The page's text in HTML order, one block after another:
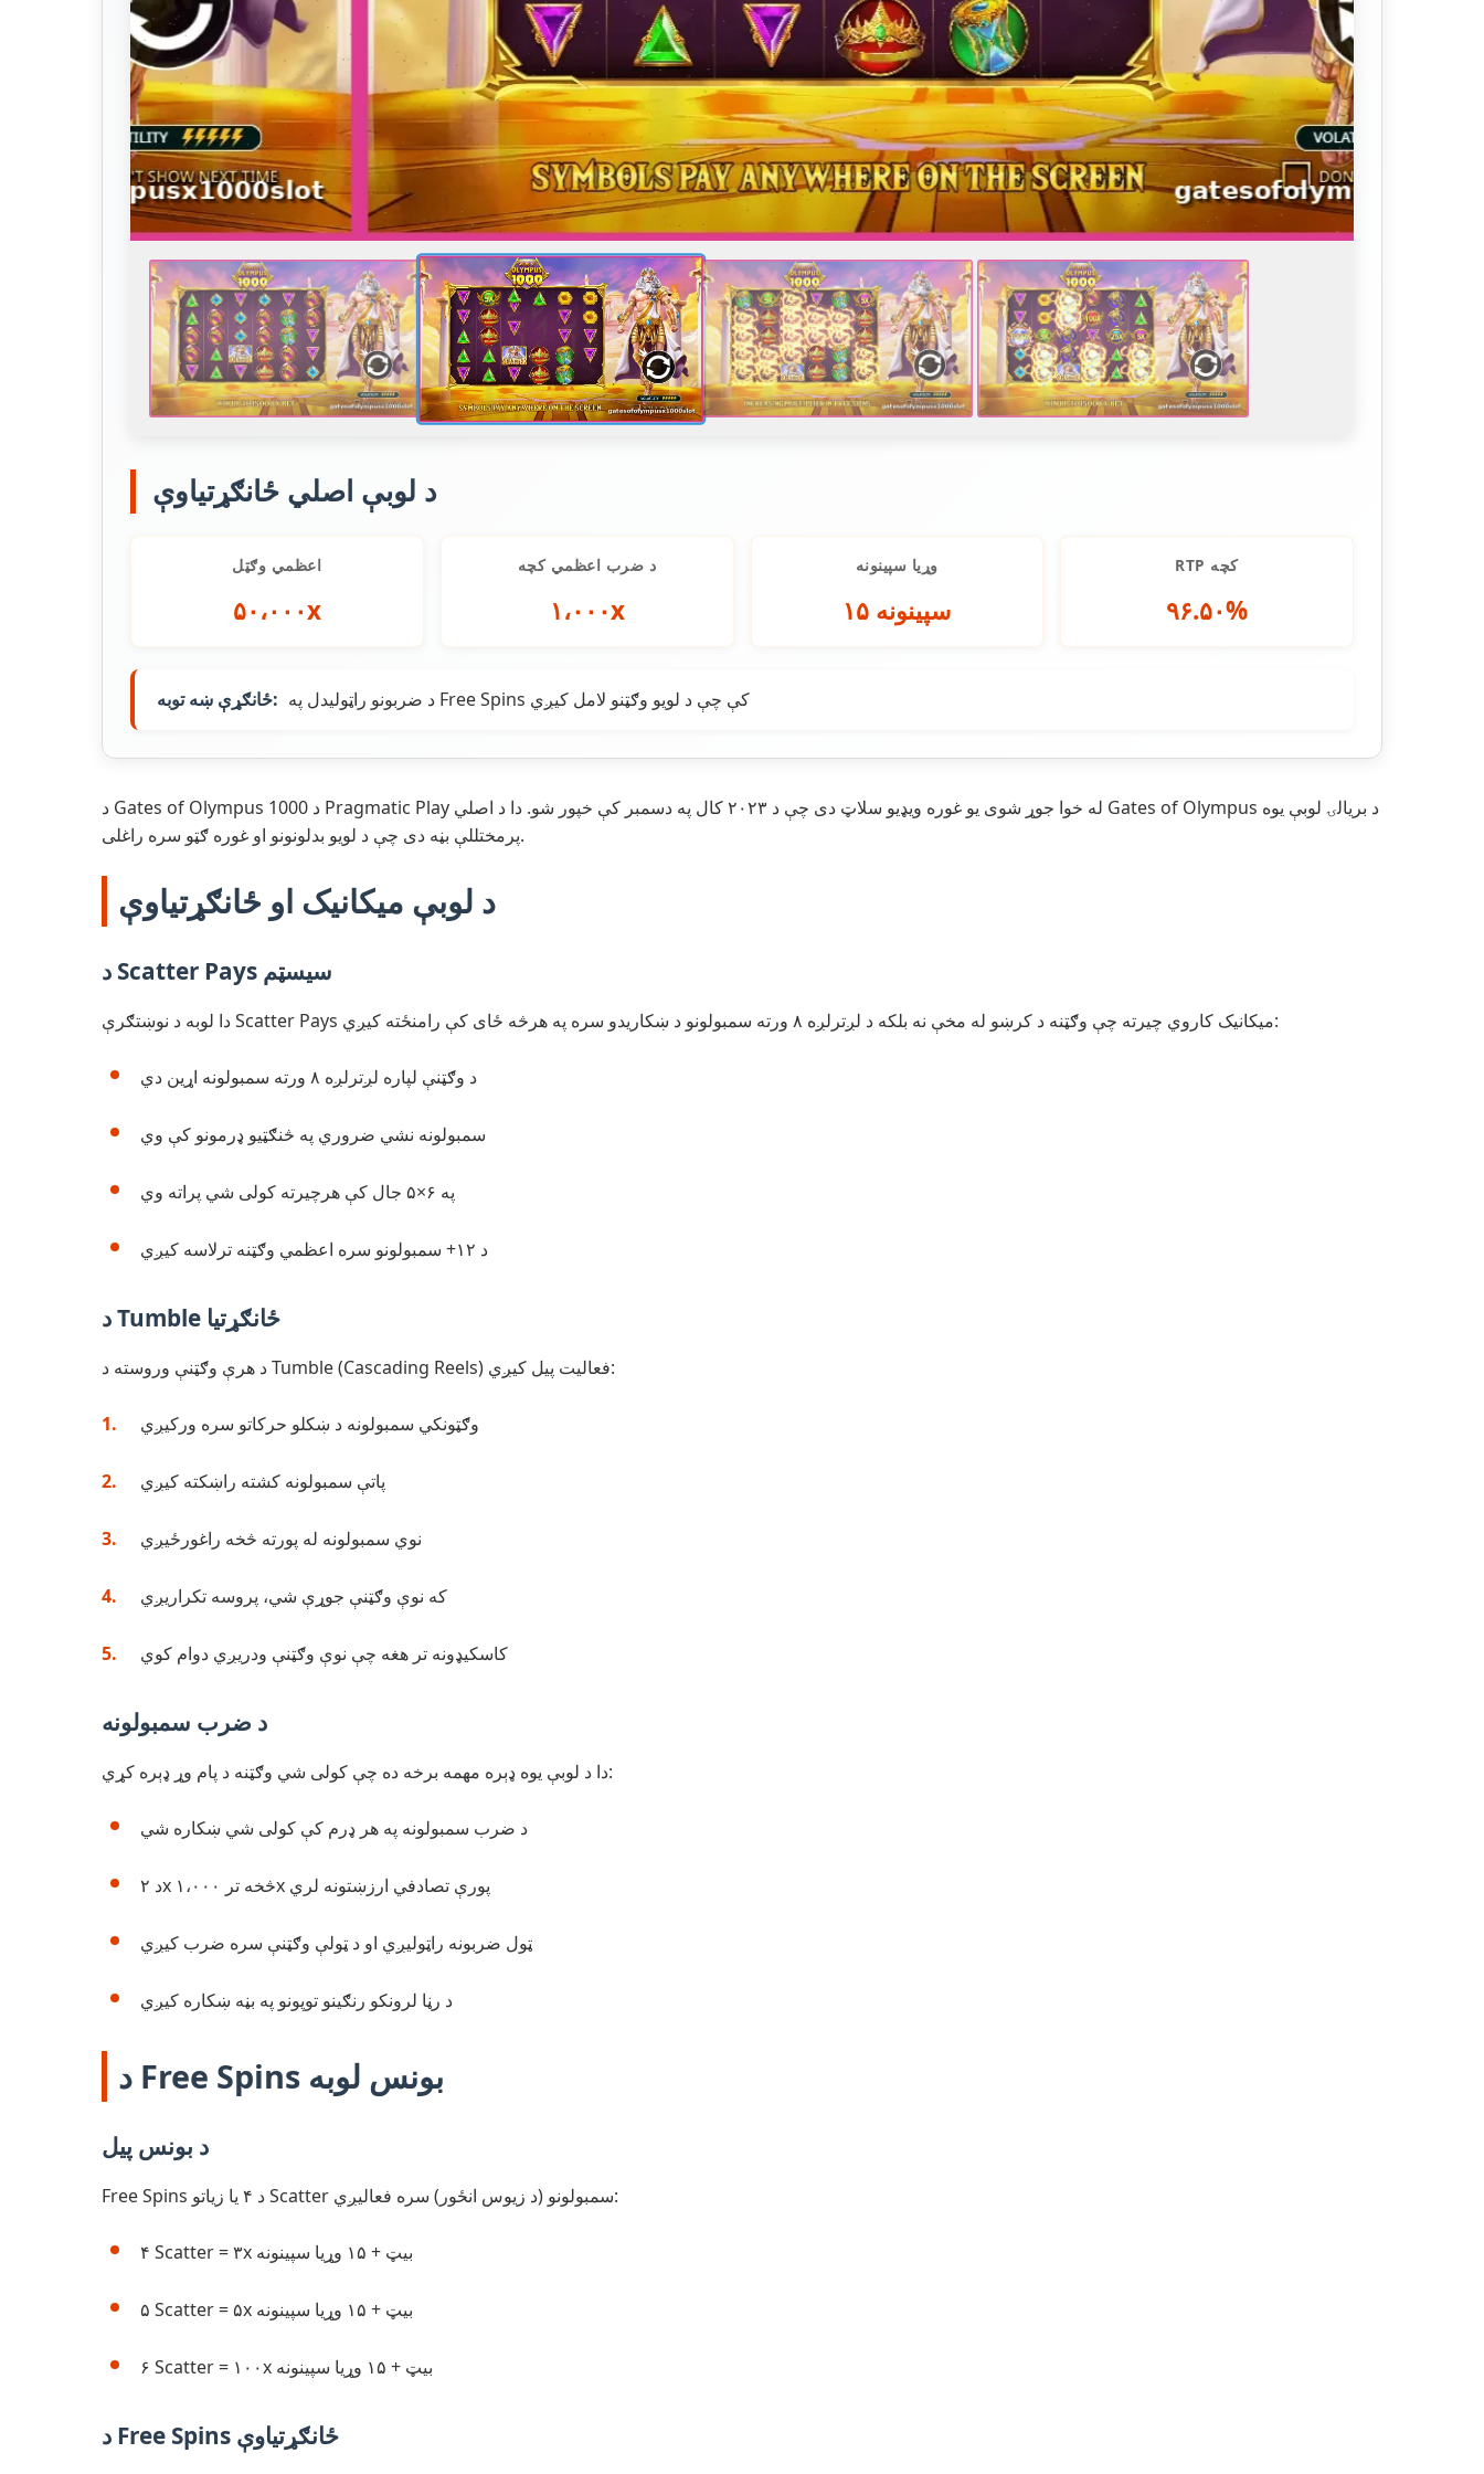
د لوبې اصلي ځانګړتیاوې
اعظمي وګټل
۵۰،۰۰۰x
د ضرب اعظمي کچه
۱،۰۰۰x
وړیا سپینونه
۱۵ سپینونه
RTP کچه
۹۶.۵۰%
ځانګړې ښه توبه: د ضربونو راټولیدل په Free Spins کې چې د لویو وګټنو لامل کیږي
د Gates of Olympus 1000 د Pragmatic Play له خوا جوړ شوی یو غوره ویډیو سلاټ دی چې د ۲۰۲۳ کال په دسمبر کې خپور شو. دا د اصلي Gates of Olympus د بریالۍ لوبې یوه
پرمختللې بڼه دی چې د لویو بدلونونو او غوره ګټو سره راغلی.
د لوبې میکانیک او ځانګړتیاوې
د Scatter Pays سیسټم
دا لوبه د نوښتګرې Scatter Pays میکانیک کاروي چیرته چې وګټنه د کرښو له مخې نه بلکه د لږترلږه ۸ ورته سمبولونو د ښکاریدو سره په هرڅه ځای کې رامنځته کیږي:
د وګټنې لپاره لږترلږه ۸ ورته سمبولونه اړین دي
سمبولونه نشي ضروري په څنګټیو ډرمونو کې وي
په ۶×۵ جال کې هرچیرته کولی شي پراته وي
د ۱۲+ سمبولونو سره اعظمي وګټنه ترلاسه کیږي
د Tumble ځانګړتیا
د هرې وګټنې وروسته د Tumble (Cascading Reels) فعالیت پیل کیږي:
وګټونکي سمبولونه د ښکلو حرکاتو سره ورکیږي
پاتې سمبولونه کشته راښکته کیږي
نوي سمبولونه له پورته څخه راغورځیږي
که نوې وګټنې جوړې شي، پروسه تکراریږي
کاسکیډونه تر هغه چې نوې وګټنې ودریږي دوام کوي
د ضرب سمبولونه
دا د لوبې یوه ډېره مهمه برخه ده چې کولی شي وګټنه د پام وړ ډېره کړي:
د ضرب سمبولونه په هر ډرم کې کولی شي ښکاره شي
د ۲x څخه تر ۱،۰۰۰x پورې تصادفي ارزښتونه لري
ټول ضربونه راټولیږي او د ټولې وګټنې سره ضرب کیږي
د رڼا لرونکو رنګینو توپونو په بڼه ښکاره کیږي
د Free Spins بونس لوبه
د بونس پیل
Free Spins د ۴ یا زیاتو Scatter سمبولونو (د زیوس انځور) سره فعالیږي:
۴ Scatter = ۳x بیټ + ۱۵ وړیا سپینونه
۵ Scatter = ۵x بیټ + ۱۵ وړیا سپینونه
۶ Scatter = ۱۰۰x بیټ + ۱۵ وړیا سپینونه
د Free Spins ځانګړتیاوې